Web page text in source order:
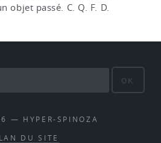
objet passé. C. Q. F. D.
OK
— HYPER-SPINOZA
DU SITE